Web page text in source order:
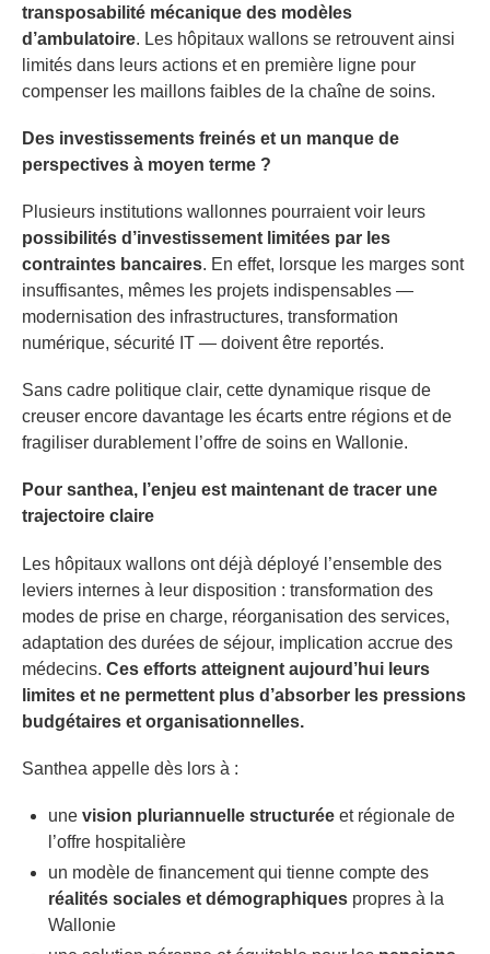
transposabilité mécanique des modèles
d’ambulatoire. Les hôpitaux wallons se retrouvent ainsi
limités dans leurs actions et en première ligne pour
compenser les maillons faibles de la chaîne de soins.
Des investissements freinés et un manque de
perspectives à moyen terme ?
Plusieurs institutions wallonnes pourraient voir leurs
possibilités d’investissement limitées par les
contraintes bancaires. En effet, lorsque les marges sont
insuffisantes, mêmes les projets indispensables —
modernisation des infrastructures, transformation
numérique, sécurité IT — doivent être reportés.
Sans cadre politique clair, cette dynamique risque de
creuser encore davantage les écarts entre régions et de
fragiliser durablement l’offre de soins en Wallonie.
Pour santhea, l’enjeu est maintenant de tracer une
trajectoire claire
Les hôpitaux wallons ont déjà déployé l’ensemble des
leviers internes à leur disposition : transformation des
modes de prise en charge, réorganisation des services,
adaptation des durées de séjour, implication accrue des
médecins. Ces efforts atteignent aujourd’hui leurs
limites et ne permettent plus d’absorber les pressions
budgétaires et organisationnelles.
Santhea appelle dès lors à :
une vision pluriannuelle structurée et régionale de
l’offre hospitalière
un modèle de financement qui tienne compte des
réalités sociales et démographiques propres à la
Wallonie